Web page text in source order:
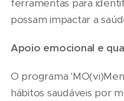
ferramentas para
possam impactar a
Apoio emocional e
O programa
hábitos saudáveis por